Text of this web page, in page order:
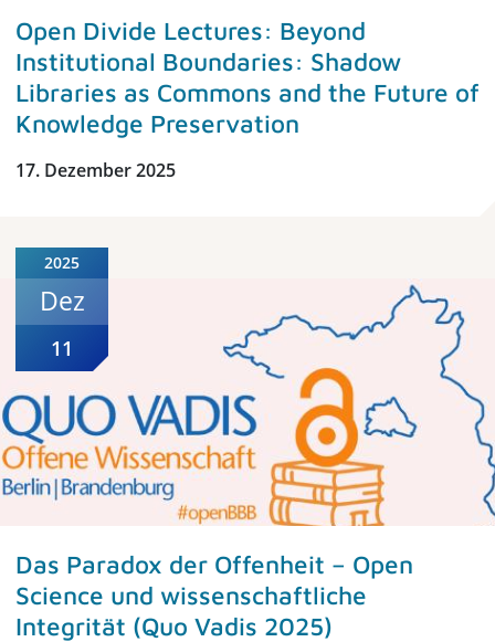
Open Divide Lectures: Beyond
Institutional Boundaries: Shadow
Libraries as Commons and the Future of
Knowledge Preservation
17. Dezember 2025
2025
Dez
11
Das Paradox der Offenheit – Open
Science und wissenschaftliche
Integrität (Quo Vadis 2025)